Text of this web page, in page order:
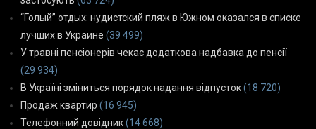
“Голый” отдых: нудистский пляж в Южном оказался в списке
лучших в Украине (39 499)
У травні пенсіонерів чекає додаткова надбавка до пенсії
(29 934)
В Україні зміниться порядок надання відпусток(18 720)
Продаж квартир (16 945)
Телефонний довідник(14 668)